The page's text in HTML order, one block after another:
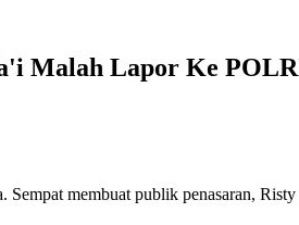
Malah Lapor Ke
membuat publik penasaran,